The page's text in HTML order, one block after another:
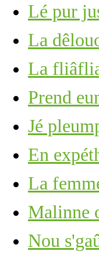
Lé pur
La
La
Prend
Jé
En
La
Malinne
Nou